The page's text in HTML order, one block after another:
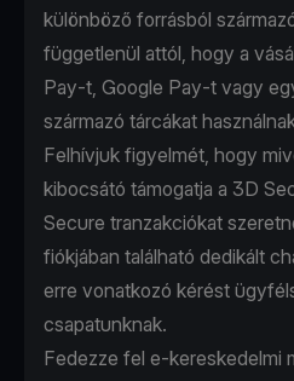
különböző forrásból
függetlenül attól, hogy a
Pay-t, Google Pay-t vagy
származó tárcákat
Felhívjuk figyelmét, hogy
kibocsátó támogatja a 3D
Secure tranzakciókat
fiókjában található dedikált
erre vonatkozó kérést
csapatunknak.
Fedezze fel e-kereskedelmi